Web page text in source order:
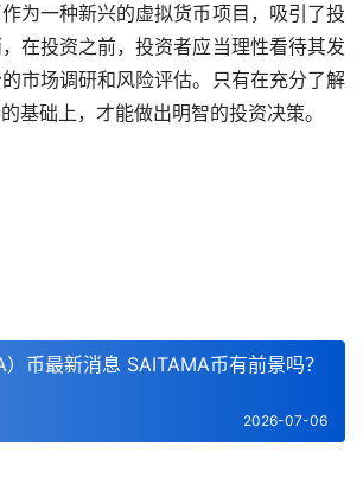
为一种新兴的虚拟货币项目，吸引了投
在投资之前，投资者应当理性看待其发
市场调研和风险评估。只有在充分了解
基础上，才能做出明智的投资决策。
币最新消息 SAITAMA币有前景吗？
2026-07-06